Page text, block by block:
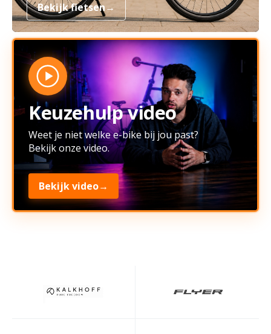
Bekijk fietsen→
Keuzehulp video
Weet je niet welke e-bike bij jou past?
Bekijk onze video.
Bekijk video→